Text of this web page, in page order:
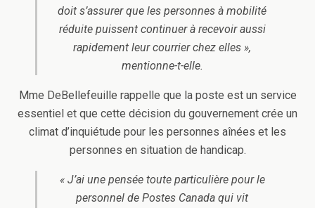
doit s’assurer que les personnes à mobilité
réduite puissent continuer à recevoir aussi
rapidement leur courrier chez elles »,
mentionne-t-elle.
Mme DeBellefeuille rappelle que la poste est un service
essentiel et que cette décision du gouvernement crée un
climat d’inquiétude pour les personnes aînées et les
personnes en situation de handicap.
« J’ai une pensée toute particulière pour le
personnel de Postes Canada qui vit